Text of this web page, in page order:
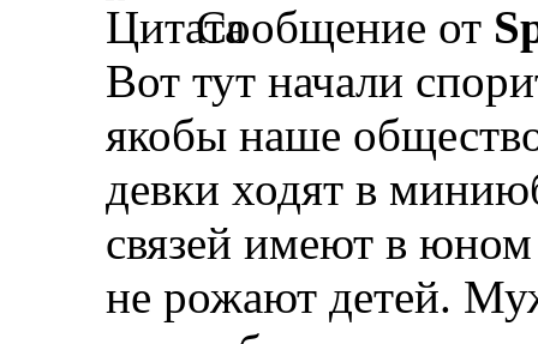
Сообщение от
Вот тут начали
якобы наше
девки ходят в
связей имеют в
не рожают детей.